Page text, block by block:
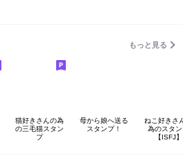
もっと見る
猫好きさんの為
の三毛猫スタン
プ
母から娘へ送る
スタンプ！
ねこ好きさ
為のスタ
【ISFJ】